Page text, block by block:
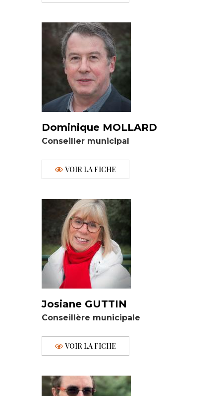
Dominique MOLLARD
Conseiller municipal
VOIR LA FICHE
Josiane GUTTIN
Conseillère municipale
VOIR LA FICHE